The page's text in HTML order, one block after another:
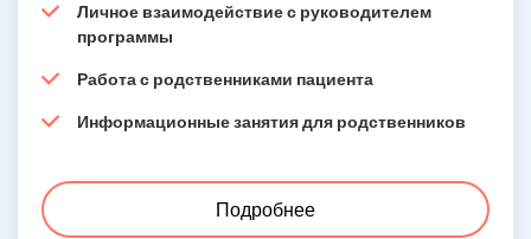
Личное взаимодействие с руководителем
программы
Работа с родственниками пациента
Информационные занятия для родственников
Подробнее